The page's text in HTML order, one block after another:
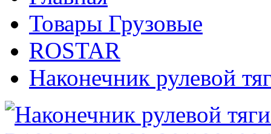
Товары Грузовые
ROSTAR
Наконечник рулевой